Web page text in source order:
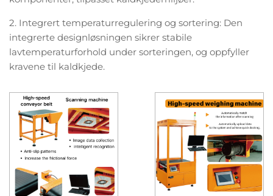
2. Integrert temperaturregulering og sortering: Den
integrerte designløsningen sikrer stabile
lavtemperaturforhold under sorteringen, og oppfyller
kravene til kaldkjede.